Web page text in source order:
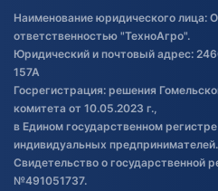
Обработка файлов cookie
Постановка транспорта на учет
Обновления в ЭПТС 2024
Наименование юридического лица:
ответственностью "ТехноАгро".
Юридический и почтовый адрес:
157А
Госрегистрация: решения
комитета от 10.05.2023 г.,
в Едином государственном
индивидуальных предпринимателей.
Свидетельство о государственной
№491051737.